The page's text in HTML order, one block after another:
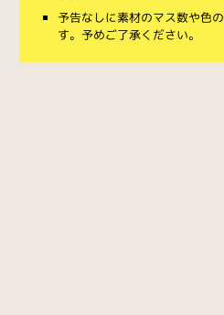
予告なしに素材のマス数や色
す。予めご了承ください。